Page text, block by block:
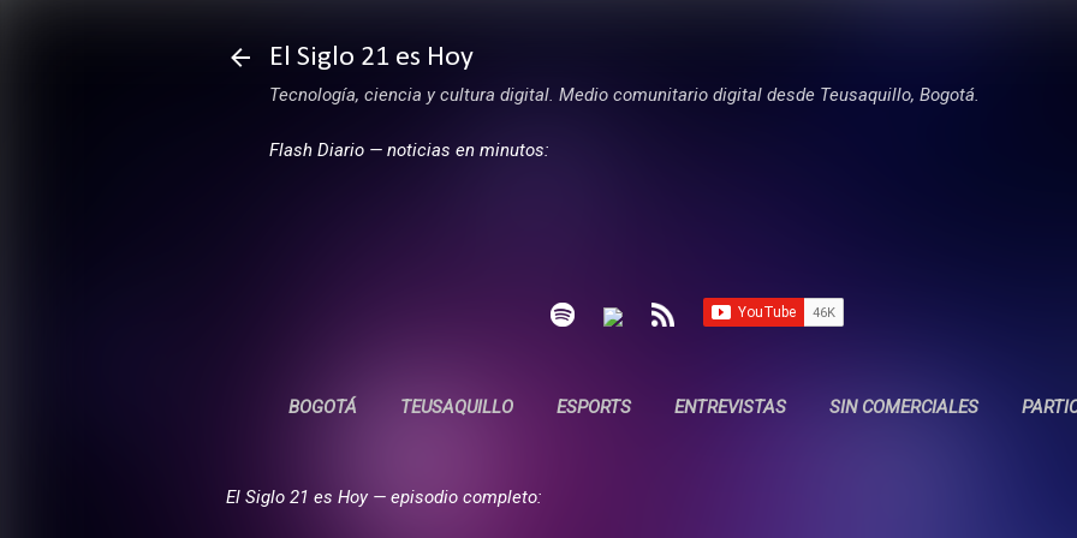
El Siglo 21 es Hoy
Tecnología, ciencia y cultura digital. Medio comunitario digital desde Teusaquillo, Bogotá.
Flash Diario — noticias en minutos:
BOGOTÁ TEUSAQUILLO ESPORTS ENTREVISTAS SIN COMERCIALES
El Siglo 21 es Hoy — episodio completo: